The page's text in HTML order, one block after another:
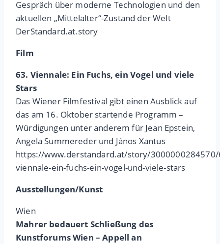
Gespräch über moderne Technologien und den
aktuellen „Mittelalter“-Zustand der Welt
DerStandard.at.story
Film
63. Viennale: Ein Fuchs, ein Vogel und viele
Stars
Das Wiener Filmfestival gibt einen Ausblick auf
das am 16. Oktober startende Programm –
Würdigungen unter anderem für Jean Epstein,
Angela Summereder und János Xantus
https://www.derstandard.at/story/3000000284570/
viennale-ein-fuchs-ein-vogel-und-viele-stars
Ausstellungen/Kunst
Wien
Mahrer bedauert Schließung des
Kunstforums Wien – Appell an